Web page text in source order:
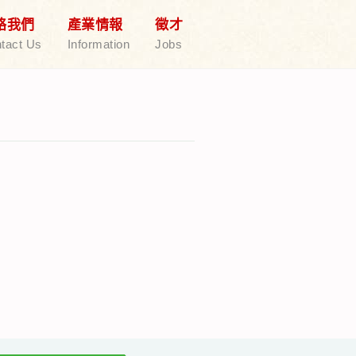
我們
Us
產業情報
Information
徵才
Jobs